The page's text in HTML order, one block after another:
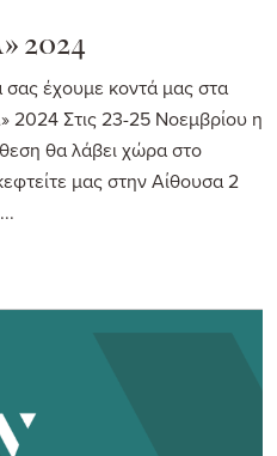
2024
σας έχουμε κοντά μας στα
2024 Στις 23-25 Νοεμβρίου η
θα λάβει χώρα στο
μας στην Αίθουσα 2